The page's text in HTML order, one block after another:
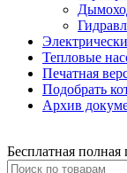
Тепловые
Печатная
Подобрать
Архив
Бесплатная полная